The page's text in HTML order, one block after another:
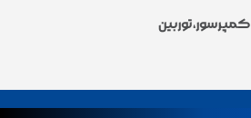
کمپرسور، توربین